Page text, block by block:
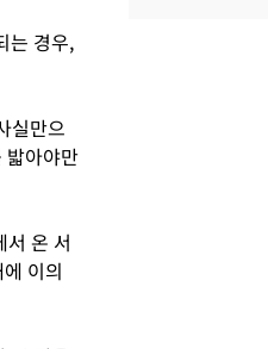
는 경우,
실만으
밟아야만
서 온 서
이의